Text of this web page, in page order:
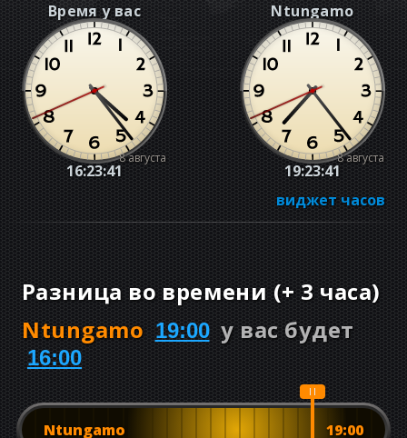
Время у вас
16:23:42
8 августа
Ntungamo
19:23:42
8 августа
виджет часов
Разница во времени (+3 часа)
Ntungamo 19:00 у вас будет
16:00
Ntungamo 19:00